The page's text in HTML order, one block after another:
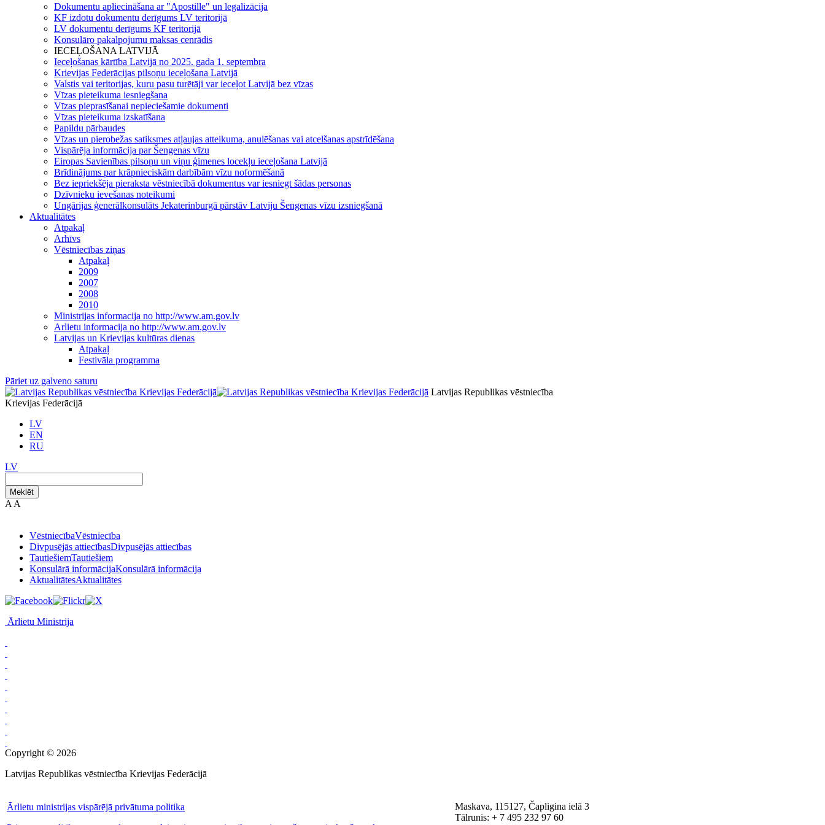
Dokumentu apliecināšana ar "Apostille" un legalizācija
KF izdotu dokumentu derīgums LV teritorijā
LV dokumentu derīgums KF teritorijā
Konsulāro pakalpojumu maksas cenrādis
IECEĻOŠANA LATVIJĀ
Ieceļošanas kārtība Latvijā no 2025. gada 1. septembra
Krievijas Federācijas pilsoņu ieceļošana Latvijā
Valstis vai teritorijas, kuru pasu turētāji var ieceļot Latvijā bez vīzas
Vīzas pieteikuma iesniegšana
Vīzas pieprasīšanai nepieciešamie dokumenti
Vīzas pieteikuma izskatīšana
Papildu pārbaudes
Vīzas un pierobežas satiksmes atļaujas atteikuma, anulēšanas vai atcelšanas apstrīdēšana
Vispārēja informācija par Šengenas vīzu
Eiropas Savienības pilsoņu un viņu ģimenes locekļu ieceļošana Latvijā
Brīdinājums par krāpnieciskām darbībām vīzu noformēšanā
Bez iepriekšēja pieraksta vēstniecībā dokumentus var iesniegt šādas personas
Dzīvnieku ievešanas noteikumi
Ungārijas ģenerālkonsulāts Jekaterinburgā pārstāv Latviju Šengenas vīzu izsniegšanā
Aktualitātes
Atpakaļ
Arhīvs
Vēstniecības ziņas
Atpakaļ
2009
2007
2008
2010
Ministrijas informacija no http://www.am.gov.lv
Arlietu informacija no http://www.am.gov.lv
Latvijas un Krievijas kultūras dienas
Atpakaļ
Festivāla programma
Pāriet uz galveno saturu
Latvijas Republikas vēstniecība
Krievijas Federācijā
LV
EN
RU
LV
Meklēt
A A
VēstniecībaVēstniecība
Divpusējās attiecībasDivpusējās attiecības
TautiešiemTautiešiem
Konsulārā informācijaKonsulārā informācija
AktualitātesAktualitātes
Ārlietu Ministrija
Copyright © 2026
Latvijas Republikas vēstniecība Krievijas Federācijā
Ārlietu ministrijas vispārējā privātuma politika
Maskava, 115127, Čapligina ielā 3
Tālrunis: + 7 495 232 97 60